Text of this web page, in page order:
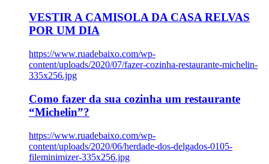
VESTIR A CAMISOLA DA CASA RELVAS
POR UM DIA
https://www.ruadebaixo.com/wp-
content/uploads/2020/07/fazer-cozinha-restaurante-michelin-
335x256.jpg
Como fazer da sua cozinha um restaurante
“Michelin”?
https://www.ruadebaixo.com/wp-
content/uploads/2020/06/herdade-dos-delgados-0105-
fileminimizer-335x256.jpg